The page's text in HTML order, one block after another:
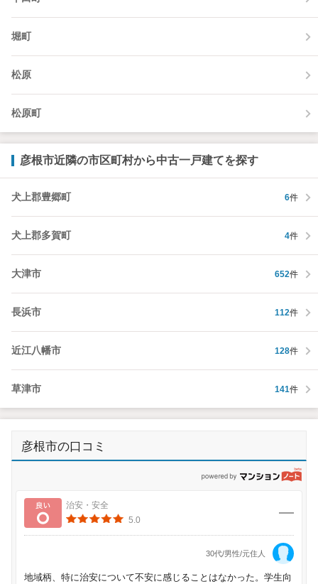
堀町
松原
松原町
彦根市近隣の市区町村から中古一戸建てを探す
犬上郡豊郷町 6件
犬上郡多賀町 4件
大津市 652件
長浜市 112件
近江八幡市 128件
草津市 141件
彦根市の口コミ
良い
治安・安全
5.0
30代/男性/元住人
地域柄、特に治安について不安に感じることはなかった。学生向